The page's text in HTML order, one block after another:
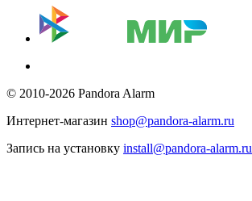
© 2010-2026 Pandora Alarm
Интернет-магазин shop@pandora-alarm.ru
Запись на установку install@pandora-alarm.ru